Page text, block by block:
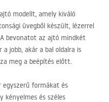
modellt, amely kiváló
üvegből készült, lézerrel
bevonatot az ajtó mindkét
jobb, akár a bal oldalra is
meg a beépítés előtt.
egyszerű formákat és
kényelmes és széles